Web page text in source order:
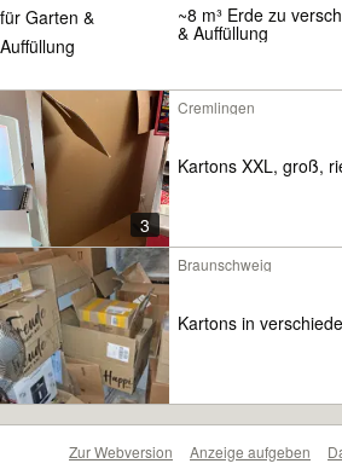
~8 m³ Erde zu
& Auffüllung
3
Cremlingen
Kartons XXL, groß,
Braunschweig
Kartons in
Zur Webversion Anzeige aufgeben